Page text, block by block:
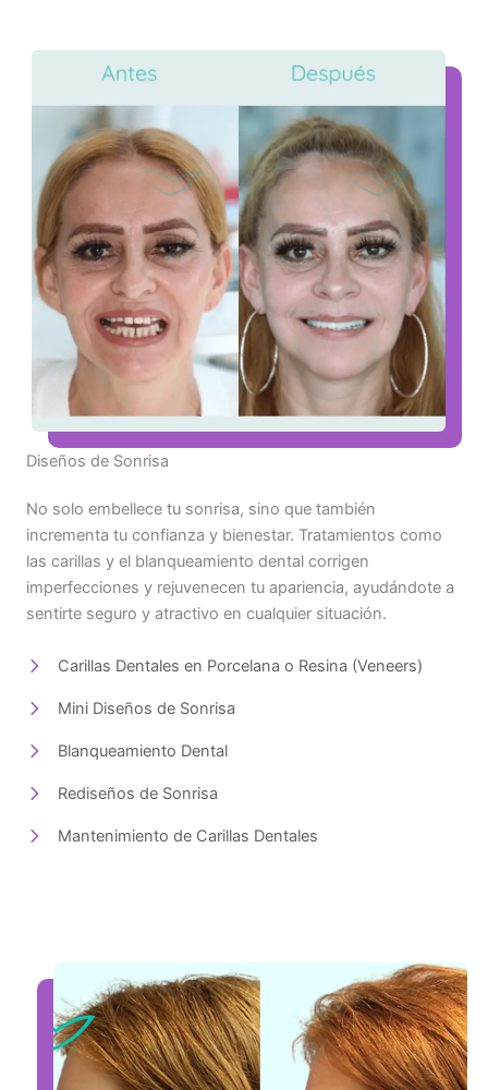
Diseños de Sonrisa
No solo embellece tu sonrisa, sino que también
incrementa tu confianza y bienestar. Tratamientos como
las carillas y el blanqueamiento dental corrigen
imperfecciones y rejuvenecen tu apariencia, ayudándote a
sentirte seguro y atractivo en cualquier situación.
Carillas Dentales en Porcelana o Resina (Veneers)
Mini Diseños de Sonrisa
Blanqueamiento Dental
Rediseños de Sonrisa
Mantenimiento de Carillas Dentales